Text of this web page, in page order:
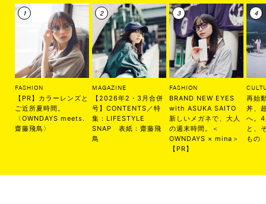
FASHION
【PR】カラーレンズと
ご近所夏時間。
〈OWNDAYS meets.
齋藤飛鳥〉
MAGAZINE
【2026年2・3月合併
号】CONTENTS／特
集：LIFESTYLE
SNAP 表紙：齋藤飛
鳥
FASHION
BRAND NEW EYES
with ASUKA SAITO
新しいメガネで、大人
の週末時間。＜
OWNDAYS × mina＞
【PR】
再始
丼、
へ。
と、
もの